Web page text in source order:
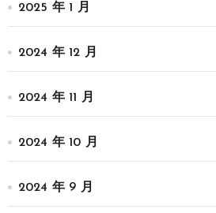
2025 年 1 月
2024 年 12 月
2024 年 11 月
2024 年 10 月
2024 年 9 月